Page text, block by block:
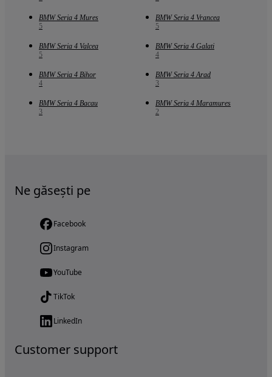
BMW Seria 4 Mures
5
BMW Seria 4 Vrancea
5
BMW Seria 4 Valcea
5
BMW Seria 4 Galati
4
BMW Seria 4 Bihor
4
BMW Seria 4 Arad
3
BMW Seria 4 Bacau
3
BMW Seria 4 Maramures
2
Ne găsești pe
Facebook
Instagram
YouTube
TikTok
LinkedIn
Customer support